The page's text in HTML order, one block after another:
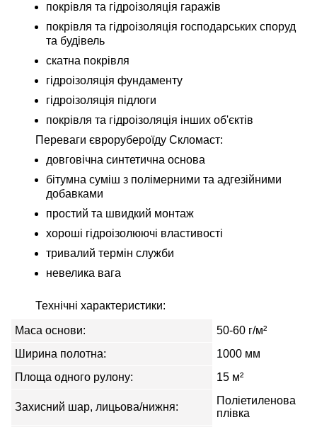
покрівля та гідроізоляція гаражів
покрівля та гідроізоляція господарських споруд
та будівель
скатна покрівля
гідроізоляція фундаменту
гідроізоляція підлоги
покрівля та гідроізоляція інших об'єктів
Переваги єврорубероїду Скломаст:
довговічна синтетична основа
бітумна суміш з полімерними та адгезійними
добавками
простий та швидкий монтаж
хороші гідроізолюючі властивості
тривалий термін служби
невелика вага
Технічні характеристики:
Маса основи:
50-60 г/м²
Ширина полотна:
1000 мм
Площа одного рулону:
15 м²
Захисний шар, лицьова/нижня:
Поліетиленова
плівка